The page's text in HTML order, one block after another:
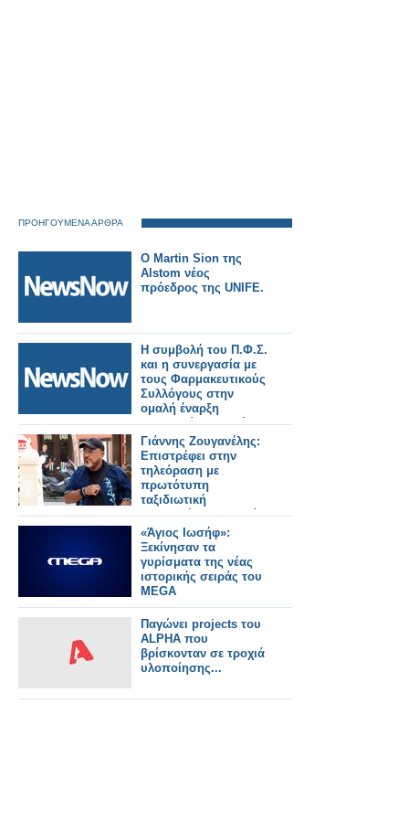
ΠΡΟΗΓΟΥΜΕΝΑ ΑΡΘΡΑ
Ο Martin Sion της
Alstom νέος
πρόεδρος της UNIFE.
Η συμβολή του Π.Φ.Σ.
και η συνεργασία με
τους Φαρμακευτικούς
Συλλόγους στην
ομαλή έναρξη
λειτουργίας της νέας
πύλης ΚΜΕΣ
Γιάννης Ζουγανέλης:
Επιστρέφει στην
τηλεόραση με
πρωτότυπη
ταξιδιωτική
εκπομπή... - Σε αυτό
το κανάλι θα τον
δούμε
«Άγιος Ιωσήφ»:
Ξεκίνησαν τα
γυρίσματα της νέας
ιστορικής σειράς του
MEGA
Παγώνει projects του
ALPHA που
βρίσκονταν σε τροχιά
υλοποίησης...